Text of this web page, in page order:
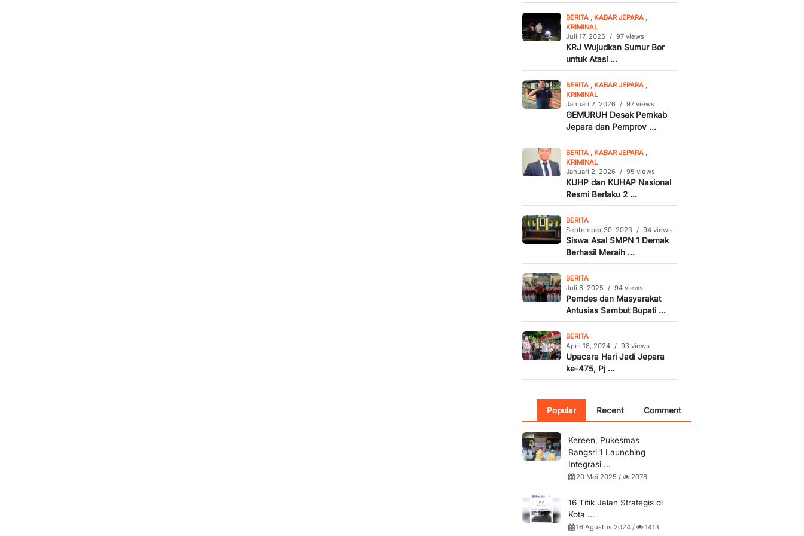
BERITA KABAR JEPARA
KRIMINAL
Juli 17, 2025
/ 97 views
KRJ Wujudkan Sumur Bor
untuk Atasi ...
BERITA KABAR JEPARA
KRIMINAL
Januari 2, 2026 / 97 views
GEMURUH Desak Pemkab
Jepara dan Pemprov ...
BERITA KABAR JEPARA
KRIMINAL
Januari 2, 2026 / 95 views
KUHP dan KUHAP Nasional
Resmi Berlaku 2 ...
BERITA
September 30, 2023 / 94 views
Siswa Asal SMPN 1 Demak
Berhasil Meraih ...
BERITA
Juli 8, 2025
/ 94 views
Pemdes dan Masyarakat
Antusias Sambut Bupati ...
BERITA
April 18, 2024 / 93 views
Upacara Hari Jadi Jepara
ke-475, Pj ...
Popular Recent Comment
Kereen, Pukesmas
Bangsri 1 Launching
Integrasi ...
20 Mei 2025 / 2078
16 Titik Jalan Strategis di
Kota ...
16 Agustus 2024 / 1413